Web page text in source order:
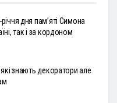
дня пам’яті Симона
так і за кордоном
знають декоратори але